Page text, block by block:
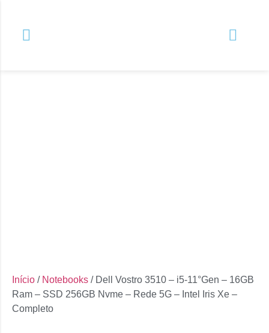
Início / Notebooks / Dell Vostro 3510 – i5-11°Gen – 16GB
Ram – SSD 256GB Nvme – Rede 5G – Intel Iris Xe –
Completo